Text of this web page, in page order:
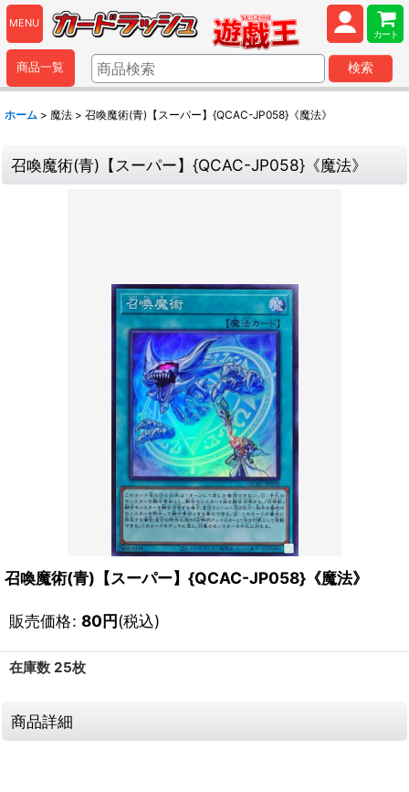
MENU
カート
商品一覧 検索
ホーム > 魔法 > 召喚魔術(青)【スーパー】{QCAC-JP058}《魔法》
召喚魔術(青)【スーパー】{QCAC-JP058}《魔法》
召喚魔術(青)【スーパー】{QCAC-JP058}《魔法》
販売価格: 80円(税込)
在庫数 25枚
商品詳細